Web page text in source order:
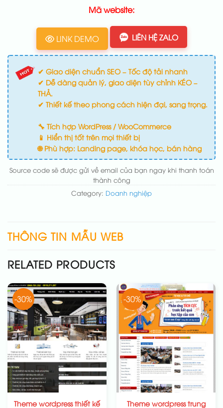
Mã website:
LINK DEMO LIÊN HỆ ZALO
✔ Giao diện chuẩn SEO – Tốc độ tải nhanh
✔ Dễ dàng quản lý, giao diện tùy chỉnh KÉO –
THẢ.
✔ Thiết kế theo phong cách hiện đại, sang trọng.
🔧 Tích hợp WordPress / WooCommerce
📱 Hiển thị tốt trên mọi thiết bị
🌐 Phù hợp: Landing page, khóa học, bán hàng
Source code sẽ được gửi về email của bạn ngay khi thanh toán
thành công
Category: Doanh nghiệp
THÔNG TIN MẪU WEB
RELATED PRODUCTS
-30%
Theme wordpress thiết kế
-30%
Theme wordpress trung